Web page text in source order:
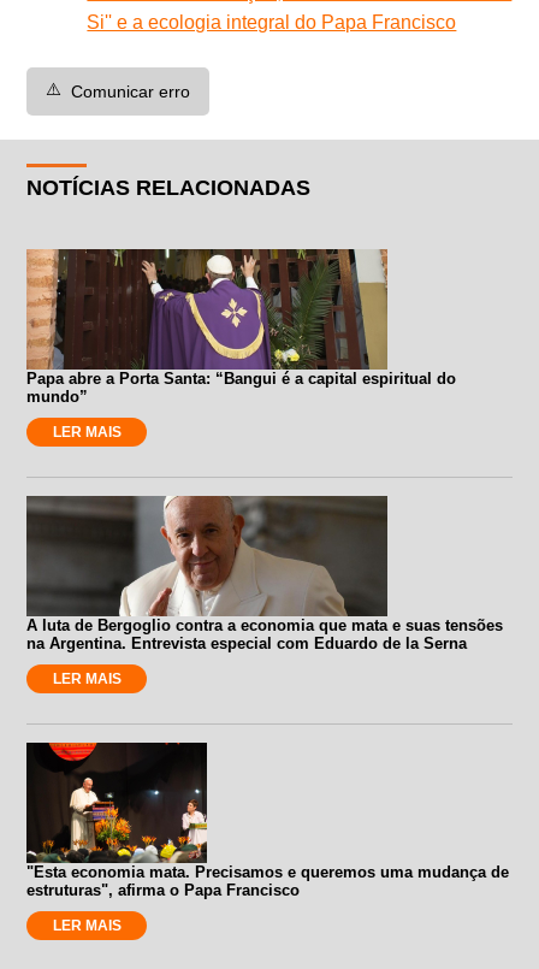
Si'' e a ecologia integral do Papa Francisco
⚠️ Comunicar erro
NOTÍCIAS RELACIONADAS
Papa abre a Porta Santa: “Bangui é a capital espiritual do
mundo”
LER MAIS
A luta de Bergoglio contra a economia que mata e suas tensões
na Argentina. Entrevista especial com Eduardo de la Serna
LER MAIS
"Esta economia mata. Precisamos e queremos uma mudança de
estruturas", afirma o Papa Francisco
LER MAIS